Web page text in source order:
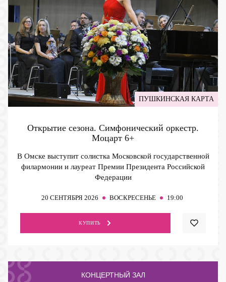
ПУШКИНСКАЯ КАРТА
Открытие сезона. Симфонический оркестр.
Моцарт 6+
В Омске выступит солистка Московской государственной
филармонии и лауреат Премии Президента Российской
Федерации
20 СЕНТЯБРЯ 2026 ВОСКРЕСЕНЬЕ 19:00
КУПИТЬ
КОНЦЕРТНЫЙ ЗАЛ